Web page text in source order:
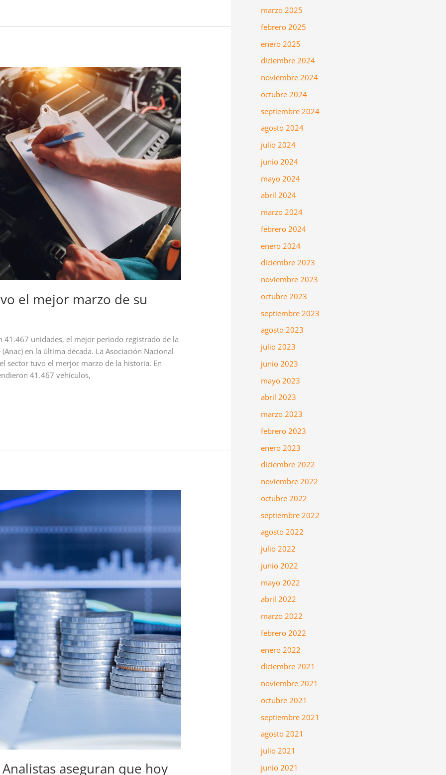
el mejor marzo de su
41.467 unidades, el mejor período registrado de la
en la última década. La Asociación Nacional
sector tuvo el merjor marzo de la historia. En
41.467 vehículos,
aseguran que hoy
marzo 2025
febrero 2025
enero 2025
diciembre 2024
noviembre 2024
octubre 2024
septiembre 2024
agosto 2024
julio 2024
junio 2024
mayo 2024
abril 2024
marzo 2024
febrero 2024
enero 2024
diciembre 2023
noviembre 2023
octubre 2023
septiembre 2023
agosto 2023
julio 2023
junio 2023
mayo 2023
abril 2023
marzo 2023
febrero 2023
enero 2023
diciembre 2022
noviembre 2022
octubre 2022
septiembre 2022
agosto 2022
julio 2022
junio 2022
mayo 2022
abril 2022
marzo 2022
febrero 2022
enero 2022
diciembre 2021
noviembre 2021
octubre 2021
septiembre 2021
agosto 2021
julio 2021
junio 2021